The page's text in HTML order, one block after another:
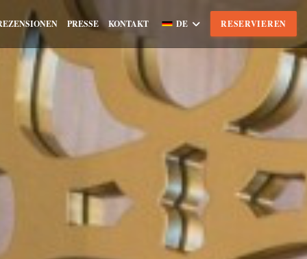
PRESSE KONTAKT DE RESERVIEREN